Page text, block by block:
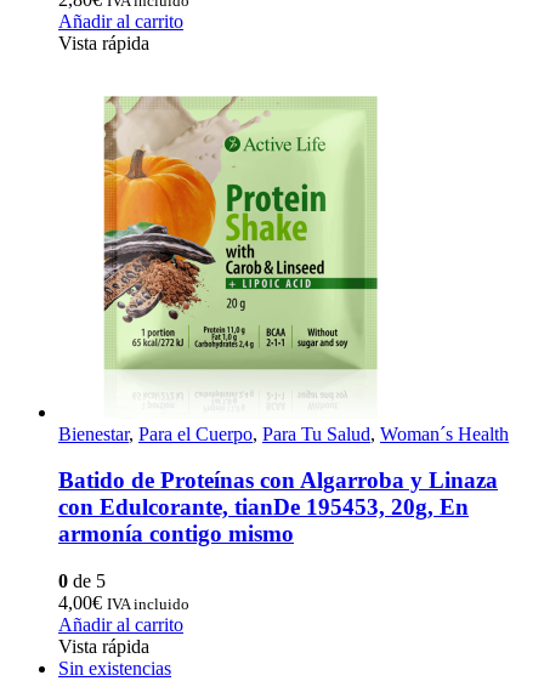
Añadir al carrito
Vista rápida
Bienestar, Para el Cuerpo, Para Tu Salud, Woman´s Health
Batido de Proteínas con Algarroba y Linaza
con Edulcorante, tianDe 195453, 20g, En
armonía contigo mismo
0 de 5
4,00€ IVA incluido
Añadir al carrito
Vista rápida
Sin existencias